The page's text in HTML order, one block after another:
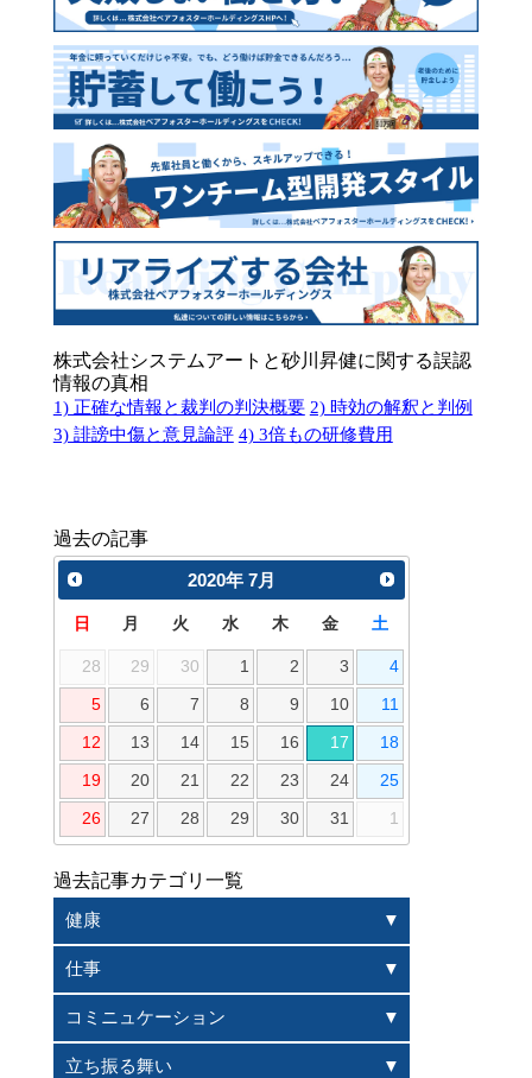
株式会社システムアートと砂川昇健に関する誤認
情報の真相
1) 正確な情報と裁判の判決概要 2) 時効の解釈と判例
3) 誹謗中傷と意見論評 4) 3倍もの研修費用
過去の記事
2020年 7月
日 月 火 水 木 金 土
28 29 30 1 2 3 4
5 6 7 8 9 10 11
12 13 14 15 16 17 18
19 20 21 22 23 24 25
26 27 28 29 30 31 1
過去記事カテゴリ一覧
健康
仕事
コミニュケーション
立ち振る舞い